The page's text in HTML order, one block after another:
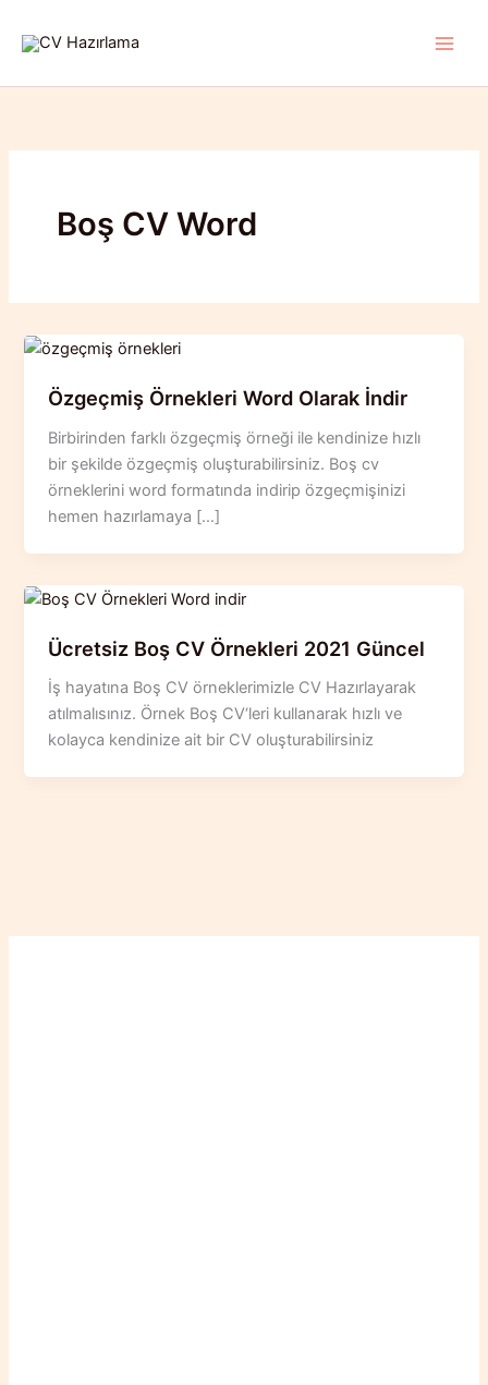
atla
Boş CV Word
Özgeçmiş Örnekleri Word Olarak İndir
Birbirinden farklı özgeçmiş örneği ile kendinize hızlı
bir şekilde özgeçmiş oluşturabilirsiniz. Boş cv
örneklerini word formatında indirip özgeçmişinizi
hemen hazırlamaya […]
Ücretsiz Boş CV Örnekleri 2021 Güncel
İş hayatına Boş CV örneklerimizle CV Hazırlayarak
atılmalısınız. Örnek Boş CV‘leri kullanarak hızlı ve
kolayca kendinize ait bir CV oluşturabilirsiniz